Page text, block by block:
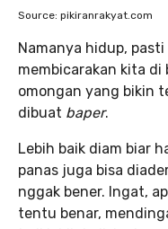
Source: pikiranrakyat.com
Namanya hidup, pasti
membicarakan kita di
omongan yang bikin
dibuat baper.
Lebih baik diam biar
panas juga bisa
nggak bener. Ingat,
tentu benar,